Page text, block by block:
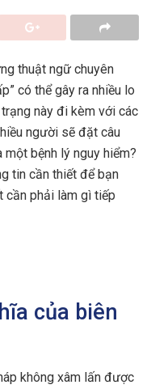
thuật ngữ chuyên
có thể gây ra nhiều lo
này đi kèm với các
người sẽ đặt câu
bệnh lý nguy hiểm?
tin cần thiết để bạn
cần phải làm gì tiếp
của biên
không xâm lấn được